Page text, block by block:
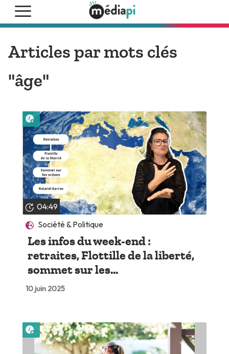
Articles par mots clés
"âge"
04:49
Société & Politique
Les infos du week-end :
retraites, Flottille de la liberté,
sommet sur les...
10 juin 2025
Lire plus tard
Lire plus tard